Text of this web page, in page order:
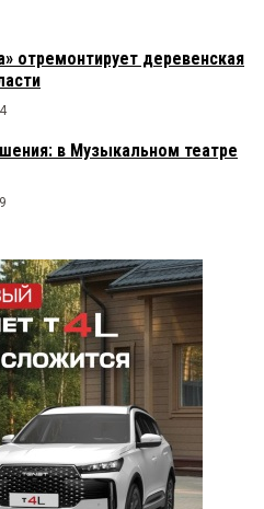
отремонтирует деревенская
в Музыкальном театре